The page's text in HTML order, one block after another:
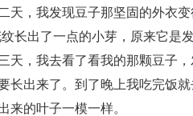
天，我发现豆子那坚固的外衣
长出了一点的小芽，原来它是发
天，我去看了看我的那颗豆子
长出来了。到了晚上我吃完饭
来的叶子一模一样。